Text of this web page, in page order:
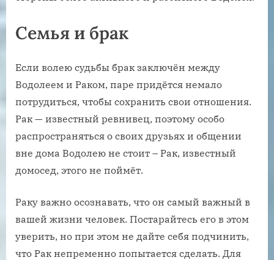
Семья и брак
Если волею судьбы брак заключён между
Водолеем и Раком, паре придётся немало
потрудиться, чтобы сохранить свои отношения.
Рак — известный ревнивец, поэтому особо
распространяться о своих друзьях и общении
вне дома Водолею не стоит – Рак, известный
домосед, этого не поймёт.
Раку важно осознавать, что он самый важный в
вашей жизни человек. Постарайтесь его в этом
уверить, но при этом не дайте себя подчинить,
что Рак непременно попытается сделать. Для